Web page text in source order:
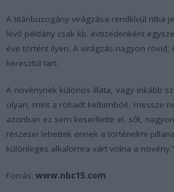
A titánbuzogány virágzása rendkívül ritka
lévő példány csak kb. évtizedenként
éve történt ilyen. A virágzás nagyon
keresztül tart.
A növénynek különös illata, vagy inkább
olyan, mint a rohadt kelbimbóé, messze
azonban ez sem keserítette el, sőt,
részesei lehettek ennek a történelmi
különleges alkalomra várt volna a
Forrás: www.nbc15.com